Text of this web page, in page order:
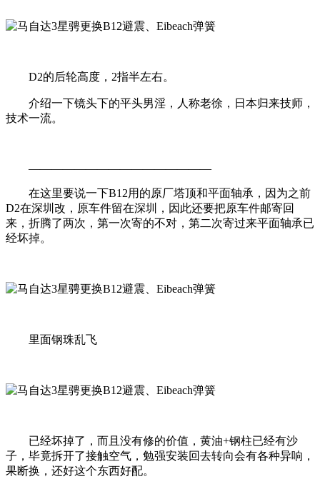
D2的后轮高度，2指半左右。
介绍一下镜头下的平头男淫，人称老徐，日本归来技师，
技术一流。
————————————————
在这里要说一下B12用的原厂塔顶和平面轴承，因为之前
D2在深圳改，原车件留在深圳，因此还要把原车件邮寄回
来，折腾了两次，第一次寄的不对，第二次寄过来平面轴承已
经坏掉。
里面钢珠乱飞
已经坏掉了，而且没有修的价值，黄油+钢柱已经有沙
子，毕竟拆开了接触空气，勉强安装回去转向会有各种异响，
果断换，还好这个东西好配。